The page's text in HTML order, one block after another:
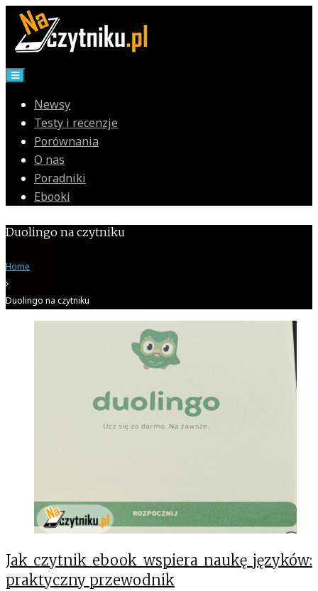
Skip
content
Newsy
Testy i recenzje
Porównania
O nas
Poradniki
Ebooki
Duolingo na czytniku
Home
Duolingo na czytniku
Jak czytnik ebook wspiera naukę języków:
praktyczny przewodnik